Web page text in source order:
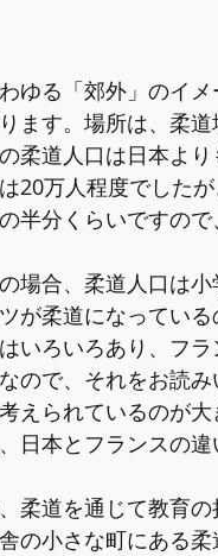
ゆる「郊外」のイ
ます。場所は、柔
柔道人口は日本よ
20万人程度でした
半分くらいですの
場合、柔道人口は
が柔道になってい
いろいろあり、フ
ので、それをお読
えられているのが
日本とフランスの違
柔道を通じて教育
の小さな町にある